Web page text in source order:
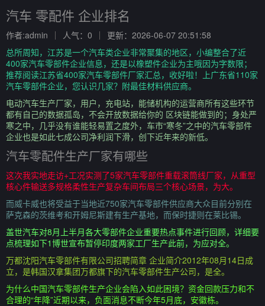
汽车 零配件 企业排名
作者:admin 人气：0
更新：2026-06-07 20:51:58
总所周知，江苏是一个汽车类企业非常聚集的地区，小编整合了近
400家汽车零部件企业信息，还是以橡塑件企业为主哦因为字数限；
推荐阅读江苏省400家汽车零部件厂家汇总，收好啦！上广东省110家
汽车零部件企业，您认识几家？附最佳材料供应商。
电动汽车生产厂家，用户，充电站，能储机构的运营商所有这些环节
都有自己的数据孤岛，不会开放数据给你的 区块链能做到的；身处严
寒之中，几乎没有谁能轻易置之度外，车市“寒冬”之中的汽车零部件
企业也是如此七成公司净利润下滑，创下近年来的新低。
汽车零配件生产厂家有哪些
这次我实地走访+工况实测了5家汽车零部件重载滚筒线厂家，从重型
核心件输送多规格柔性生产复杂车间布局三个核心场景，为大。
而威卡威也将受益于当地近750家汽车零部件供应商大众目前分别在
萨克森的茨维考和开姆尼斯建有生产基地，而保时捷则在莱比锡。
盖世汽车对8月上半月各大零部件企业重要热点事件进行回顾，详细要
点梳理如下1博世宣布暂停印度两家工厂生产此前，为应对全。
万都沈阳汽车零部件有限公司招聘简章 企业简介2012年08月14日成
立，是韩国汉拿集团万都旗下的汽车零部件生产公司，是全。
为什么中国汽车零部件生产企业会陷入如此困境？资金回款压力和不
合理的“年降”近期以来，负面消息不断今年5月底，安徽栋。